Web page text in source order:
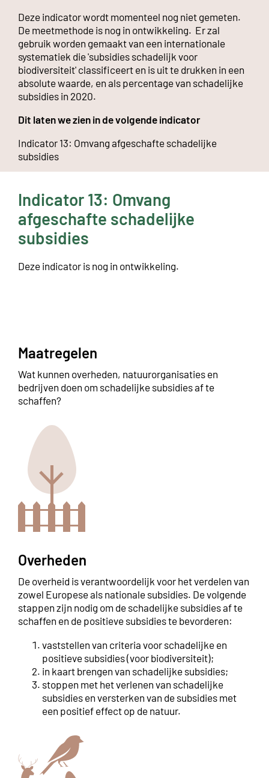
Deze indicator wordt momenteel nog niet gemeten.
De meetmethode is nog in ontwikkeling. Er zal
gebruik worden gemaakt van een internationale
systematiek die 'subsidies schadelijk voor
biodiversiteit' classificeert en is uit te drukken in een
absolute waarde, en als percentage van schadelijke
subsidies in 2020.
Dit laten we zien in de volgende indicator
Indicator 13: Omvang afgeschafte schadelijke
subsidies
Indicator 13: Omvang
afgeschafte schadelijke
subsidies
Deze indicator is nog in ontwikkeling.
Maatregelen
Wat kunnen overheden, natuurorganisaties en
bedrijven doen om schadelijke subsidies af te
schaffen?
Overheden
De overheid is verantwoordelijk voor het verdelen van
zowel Europese als nationale subsidies. De volgende
stappen zijn nodig om de schadelijke subsidies af te
schaffen en de positieve subsidies te bevorderen:
vaststellen van criteria voor schadelijke en
positieve subsidies (voor biodiversiteit);
in kaart brengen van schadelijke subsidies;
stoppen met het verlenen van schadelijke
subsidies en versterken van de subsidies met
een positief effect op de natuur.